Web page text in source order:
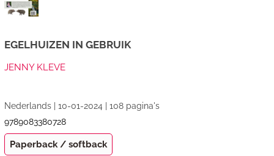
EGELHUIZEN IN GEBRUIK
JENNY KLEVE
Nederlands | 10-01-2024 | 108 pagina's
9789083380728
Paperback / softback